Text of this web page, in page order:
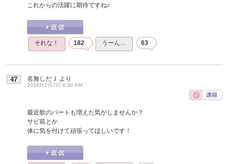
これからの活躍に期待ですね♪
それな！ 182 うーん… 63
47 名無しだＪ より
2016年2月7日 8:30 PM
最近歌のパートも増えた気がしませんか？
サビ前とか
体に気を付けて頑張ってほしいです！